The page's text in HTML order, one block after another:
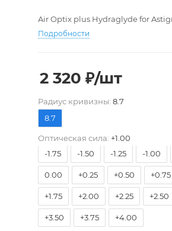
Air Optix plus Hydraglyde for
Подробности
2 320 ₽/шт
Pадиус кривизны: 8.7
8.7
Оптическая сила: +1.00
-5.25
-1.75 -1.50 -1.25 -1.00
0.00 +0.25 +0.50 +0.75
+1.75 +2.00 +2.25 +2.50
+3.50 +3.75
+4.00